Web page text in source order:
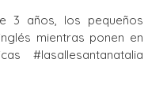
3 años, los pequeños
mientras ponen en
#lasallesantanatalia